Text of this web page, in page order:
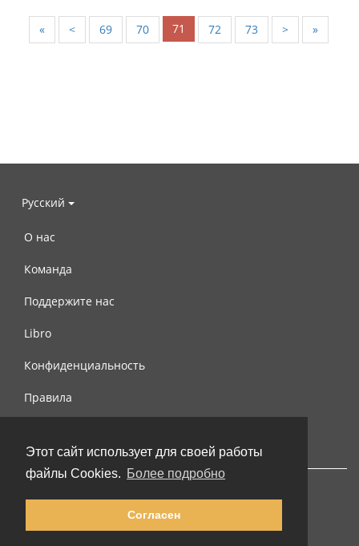
Этот сайт использует для своей работы
файлы Cookies. Более подробно
Согласен
« < 69 70 71 72 73 > »
Русский
О нас
Команда
Поддержите нас
Libro
Конфиденциальность
Правила
© 2002-2026 lernu.net |Impressum